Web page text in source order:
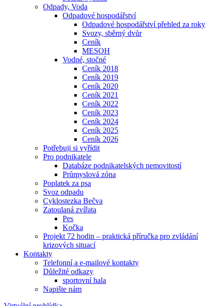
Odpady, Voda
Odpadové hospodářství
Odpadové hospodářství přehled za roky
Svozy, sběrný dvůr
Ceník
MESOH
Vodné, stočné
Ceník 2018
Ceník 2019
Ceník 2020
Ceník 2021
Ceník 2022
Ceník 2023
Ceník 2024
Ceník 2025
Ceník 2026
Potřebuji si vyřídit
Pro podnikatele
Databáze podnikatelských nemovitostí
Průmyslová zóna
Poplatek za psa
Svoz odpadu
Cyklostezka Bečva
Zatoulaná zvířata
Pes
Kočka
Projekt 72 hodin – praktická příručka pro zvládání
krizových situací
Kontakty
Telefonní a e-mailové kontakty
Důležité odkazy
sportovní hala
Napište nám